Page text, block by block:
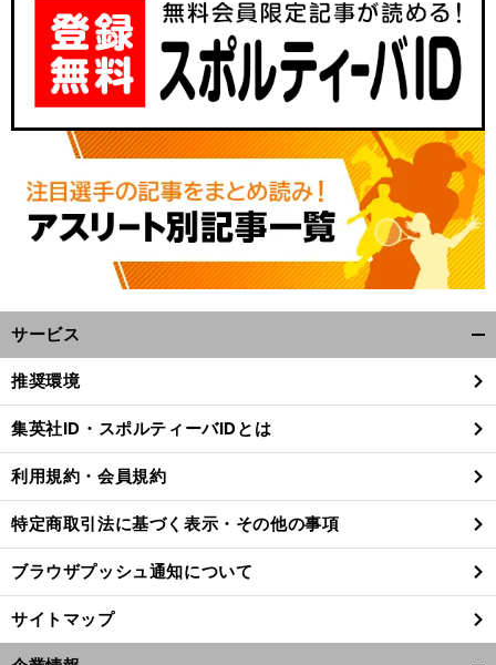
サービス
閉
る
推奨環境
集英社ID・スポルティーバIDとは
利用規約・会員規約
特定商取引法に基づく表示・その他の事項
ブラウザプッシュ通知について
サイトマップ